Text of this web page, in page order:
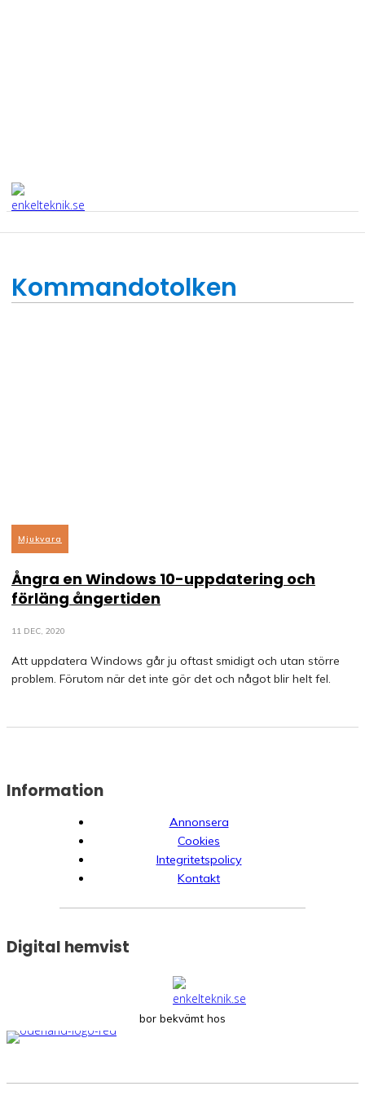
Kommandotolken
Mjukvara
Ångra en Windows 10-uppdatering och
förläng ångertiden
11 DEC, 2020
Att uppdatera Windows går ju oftast smidigt och utan större
problem. Förutom när det inte gör det och något blir helt fel.
Information
Annonsera
Cookies
Integritetspolicy
Kontakt
Digital hemvist
bor bekvämt hos